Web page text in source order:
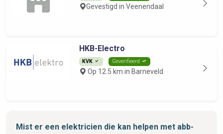
Gevestigd in Veenendaal
HKB-Electro
KVK Geverifieerd
Op 12.5 km in Barneveld
Mist er een elektricien die kan helpen met abb-